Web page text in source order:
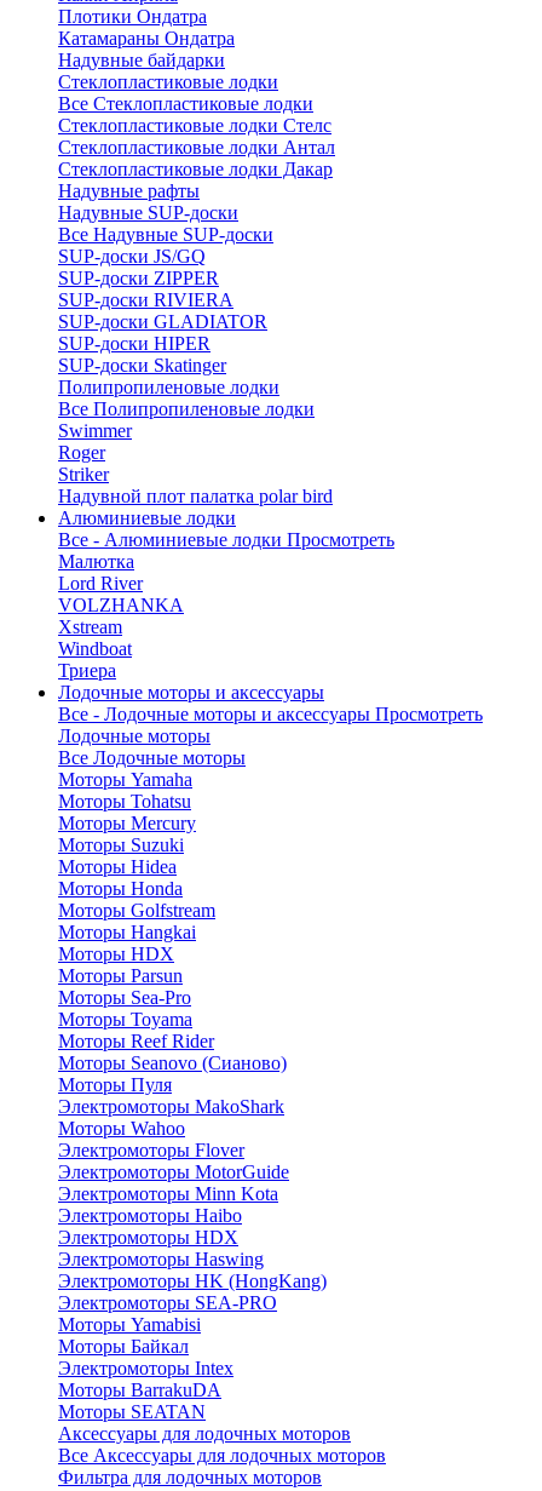
Плотики Ондатра
Катамараны Ондатра
Надувные байдарки
Стеклопластиковые лодки
Все Стеклопластиковые лодки
Стеклопластиковые лодки Стелс
Стеклопластиковые лодки Антал
Стеклопластиковые лодки Дакар
Надувные рафты
Надувные SUP-доски
Все Надувные SUP-доски
SUP-доски JS/GQ
SUP-доски ZIPPER
SUP-доски RIVIERA
SUP-доски GLADIATOR
SUP-доски HIPER
SUP-доски Skatinger
Полипропиленовые лодки
Все Полипропиленовые лодки
Swimmer
Roger
Striker
Надувной плот палатка polar bird
Алюминиевые лодки
Все - Алюминиевые лодки Просмотреть
Малютка
Lord River
VOLZHANKA
Xstream
Windboat
Триера
Лодочные моторы и аксессуары
Все - Лодочные моторы и аксессуары Просмотреть
Лодочные моторы
Все Лодочные моторы
Моторы Yamaha
Моторы Tohatsu
Моторы Mercury
Моторы Suzuki
Моторы Hidea
Моторы Honda
Моторы Golfstream
Моторы Hangkai
Моторы HDX
Моторы Parsun
Моторы Sea-Pro
Моторы Toyama
Моторы Reef Rider
Моторы Seanovo (Сианово)
Моторы Пуля
Электромоторы MakoShark
Моторы Wahoo
Электромоторы Flover
Электромоторы MotorGuide
Электромоторы Minn Kota
Электромоторы Haibo
Электромоторы HDX
Электромоторы Haswing
Электромоторы HK (HongKang)
Электромоторы SEA-PRO
Моторы Yamabisi
Моторы Байкал
Электромоторы Intex
Моторы BarrakuDA
Моторы SEATAN
Аксессуары для лодочных моторов
Все Аксессуары для лодочных моторов
Фильтра для лодочных моторов